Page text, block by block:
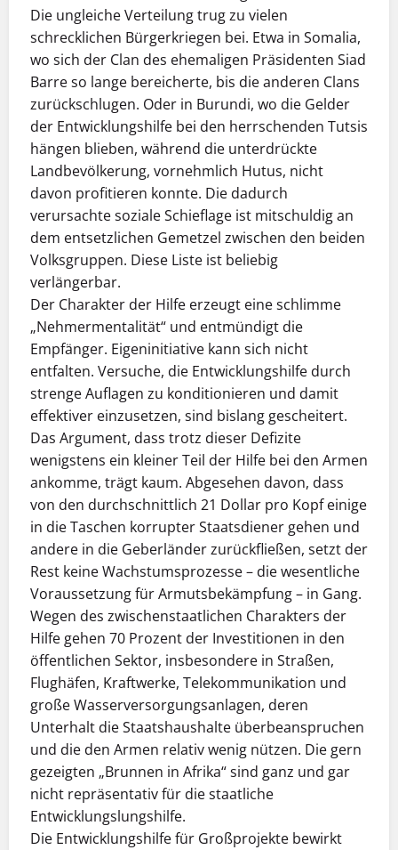
Die ungleiche Verteilung trug zu vielen
schrecklichen Bürgerkriegen bei. Etwa in Somalia,
wo sich der Clan des ehemaligen Präsidenten Siad
Barre so lange bereicherte, bis die anderen Clans
zurückschlugen. Oder in Burundi, wo die Gelder
der Entwicklungshilfe bei den herrschenden Tutsis
hängen blieben, während die unterdrückte
Landbevölkerung, vornehmlich Hutus, nicht
davon profitieren konnte. Die dadurch
verursachte soziale Schieflage ist mitschuldig an
dem entsetzlichen Gemetzel zwischen den beiden
Volksgruppen. Diese Liste ist beliebig
verlängerbar.
Der Charakter der Hilfe erzeugt eine schlimme
„Nehmermentalität“ und entmündigt die
Empfänger. Eigeninitiative kann sich nicht
entfalten. Versuche, die Entwicklungshilfe durch
strenge Auflagen zu konditionieren und damit
effektiver einzusetzen, sind bislang gescheitert.
Das Argument, dass trotz dieser Defizite
wenigstens ein kleiner Teil der Hilfe bei den Armen
ankomme, trägt kaum. Abgesehen davon, dass
von den durchschnittlich 21 Dollar pro Kopf einige
in die Taschen korrupter Staatsdiener gehen und
andere in die Geberländer zurückfließen, setzt der
Rest keine Wachstumsprozesse – die wesentliche
Voraussetzung für Armutsbekämpfung – in Gang.
Wegen des zwischenstaatlichen Charakters der
Hilfe gehen 70 Prozent der Investitionen in den
öffentlichen Sektor, insbesondere in Straßen,
Flughäfen, Kraftwerke, Telekommunikation und
große Wasserversorgungsanlagen, deren
Unterhalt die Staatshaushalte überbeanspruchen
und die den Armen relativ wenig nützen. Die gern
gezeigten „Brunnen in Afrika“ sind ganz und gar
nicht repräsentativ für die staatliche
Entwicklungslungshilfe.
Die Entwicklungshilfe für Großprojekte bewirkt